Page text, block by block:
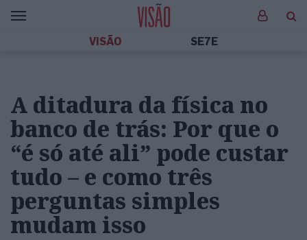
VISÃO SE7E
A ditadura da física no
banco de trás: Por que o
“é só até ali” pode custar
tudo – e como três
perguntas simples
mudam isso